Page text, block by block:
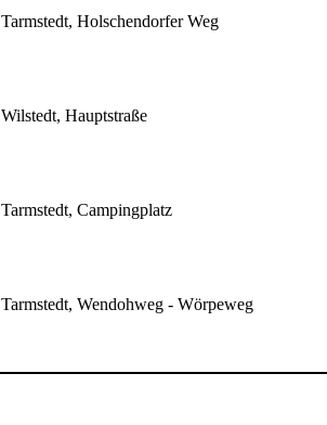
Tarmstedt, Holschendorfer Weg
Wilstedt, Hauptstraße
Tarmstedt, Campingplatz
Tarmstedt, Wendohweg - Wörpeweg